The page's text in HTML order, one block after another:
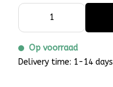
Op voorraad
Delivery time: 1-14 days